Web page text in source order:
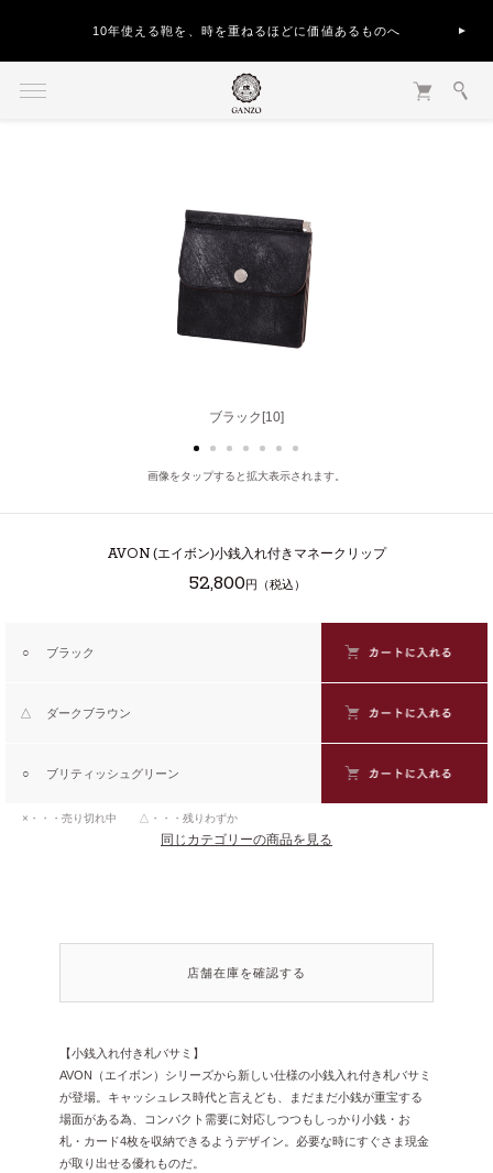
10年使える鞄を、時を重ねるほどに価値あるものへ
ブラック[10]
ダークブラウン[56]
画像をタップすると拡大表示されます。
AVON(エイボン)小銭入れ付きマネークリップ
52,800円（税込）
○ ブラック
△ ダークブラウン
○ ブリティッシュグリーン
×・・・売り切れ中 △・・・残りわずか
同じカテゴリーの商品を見る
店舗在庫を確認する
【小銭入れ付き札バサミ】
AVON（エイボン）シリーズから新しい仕様の小銭入れ付き札バサミ
が登場。キャッシュレス時代と言えども、まだまだ小銭が重宝する
場面がある為、コンパクト需要に対応しつつもしっかり小銭・お
札・カード4枚を収納できるようデザイン。必要な時にすぐさま現金
が取り出せる優れものだ。